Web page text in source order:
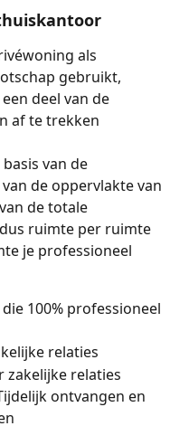
als
gebruikt,
deel van de
af te trekken
basis van de
de oppervlakte van
de totale
ruimte per ruimte
je professioneel
100% professioneel
relaties
zakelijke relaties
ontvangen en